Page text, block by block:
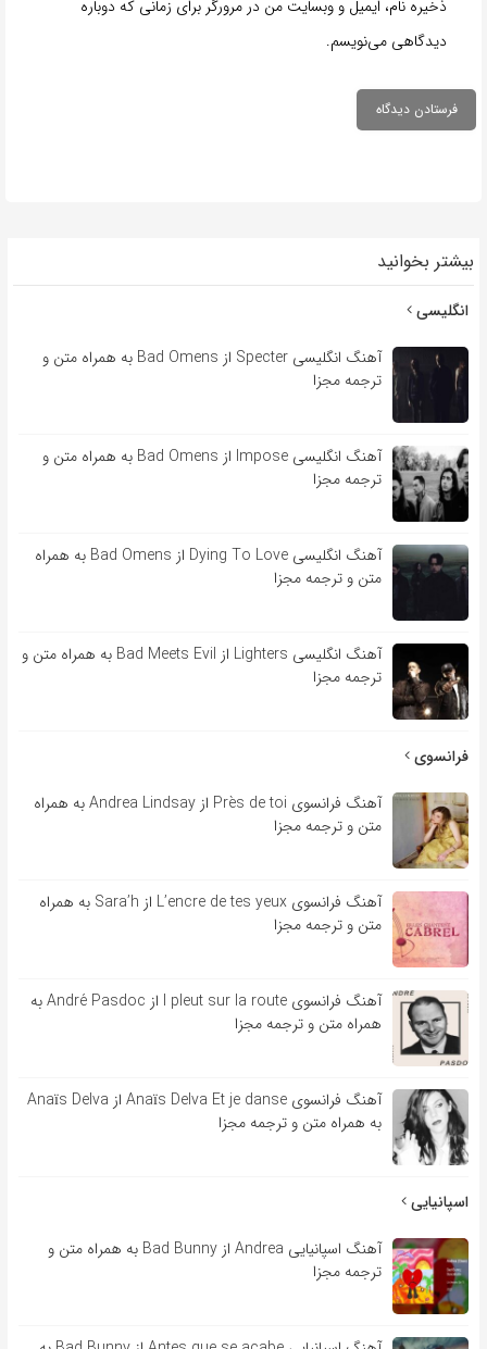
ذخیره نام، ایمیل و وبسایت من در مرورگر برای زمانی که دوباره
دیدگاهی می‌نویسم.
بیشتر بخوانید
انگلیسی
آهنگ انگلیسی Specter از Bad Omens به همراه متن و
ترجمه مجزا
آهنگ انگلیسی Impose از Bad Omens به همراه متن و
ترجمه مجزا
آهنگ انگلیسی Dying To Love از Bad Omens به همراه
متن و ترجمه مجزا
آهنگ انگلیسی Lighters از Bad Meets Evil به همراه متن و
ترجمه مجزا
فرانسوی
آهنگ فرانسوی Près de toi از Andrea Lindsay به همراه
متن و ترجمه مجزا
آهنگ فرانسوی L’encre de tes yeux از Sara’h به همراه
متن و ترجمه مجزا
آهنگ فرانسوی l pleut sur la route از André Pasdoc به
همراه متن و ترجمه مجزا
آهنگ فرانسوی Anaïs Delva Et je danse از Anaïs Delva
به همراه متن و ترجمه مجزا
اسپانیایی
آهنگ اسپانیایی Andrea از Bad Bunny به همراه متن و
ترجمه مجزا